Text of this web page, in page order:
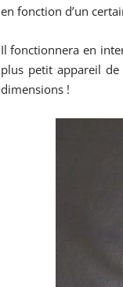
en fonction d’un
Il fonctionnera en
plus petit appareil
dimensions !